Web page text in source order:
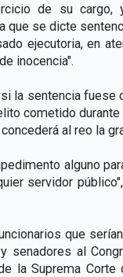
de su cargo,
que se dicte
ejecutoria, en
inocencia".
la sentencia fuese
cometido
al reo la
alguno
servidor
que
senadores al
la Suprema Corte